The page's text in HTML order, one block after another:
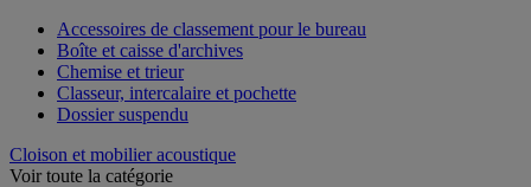
Accessoires de classement pour le bureau
Boîte et caisse d'archives
Chemise et trieur
Classeur, intercalaire et pochette
Dossier suspendu
Cloison et mobilier acoustique
Voir toute la catégorie